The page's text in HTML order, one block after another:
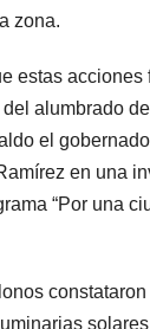
zona.
estas acciones
alumbrado
el
en una
“Por una
constataron